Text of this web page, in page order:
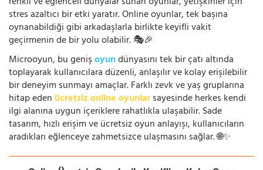
stres azaltıcı bir etki yaratır. Online oyunlar, tek başına
oynanabildiği gibi arkadaşlarla birlikte keyifli vakit
geçirmenin de bir yolu olabilir. 🎭🎉
Microoyun, bu genişoyundünyasını tek bir çatı altında
toplayarak kullanıcılara düzenli, anlaşılır ve kolay erişilebilir
bir deneyim sunmayı amaçlar. Farklı zevk ve yaş gruplarına
hitap eden ücretsiz online oyunlarsayesinde herkes kendi
ilgi alanına uygun içeriklere rahatlıkla ulaşabilir. Sade
tasarım, hızlı erişim ve ücretsiz oyun anlayışı, kullanıcıların
aradıkları eğlenceye zahmetsizce ulaşmasını sağlar. 🌐✨